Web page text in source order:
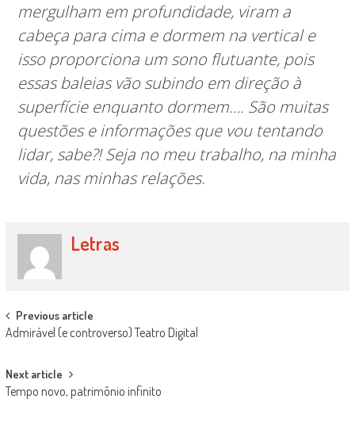
mergulham em profundidade, viram a
cabeça para cima e dormem na vertical e
isso proporciona um sono flutuante, pois
essas baleias vão subindo em direção à
superfície enquanto dormem…. São muitas
questões e informações que vou tentando
lidar, sabe?! Seja no meu trabalho, na minha
vida, nas minhas relações.
Letras
Post
navigation
Previous article
Admirável (e controverso) Teatro Digital
Next article
Tempo novo, patrimônio infinito